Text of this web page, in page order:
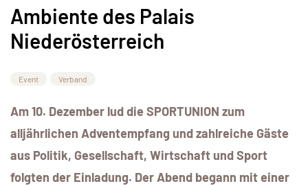
Ambiente des Palais
Niederösterreich
Event Verband
Am 10. Dezember lud die SPORTUNION zum
alljährlichen Adventempfang und zahlreiche Gäste
aus Politik, Gesellschaft, Wirtschaft und Sport
folgten der Einladung. Der Abend begann mit einer